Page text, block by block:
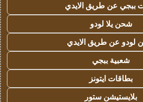
ببجي عن طريق الايدي
شحن يلا لودو
لودو عن طريق الايدي
شعبية ببجي
بطاقات ايتونز
بلايستيشن ستور